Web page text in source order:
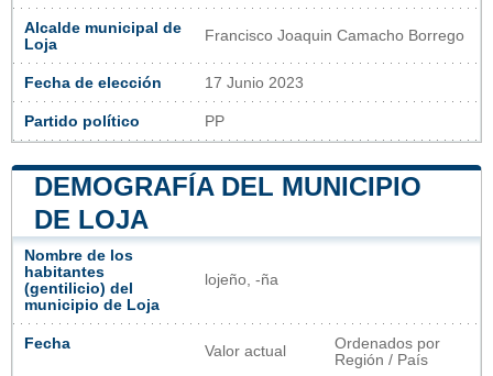
Alcalde municipal de
Loja
Francisco Joaquin Camacho Borrego
Fecha de elección 17 Junio 2023
Partido político PP
DEMOGRAFÍA DEL MUNICIPIO
DE LOJA
Nombre de los
habitantes
(gentilicio) del
municipio de Loja
lojeño, -ña
Fecha Valor actual
Ordenados por
Región / País